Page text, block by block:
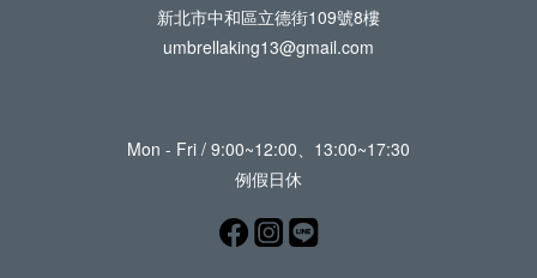
新北市中和區立德街109號8樓
umbrellaking13@gmail.com
Mon - Fri / 9:00~12:00、13:00~17:30
例假日休